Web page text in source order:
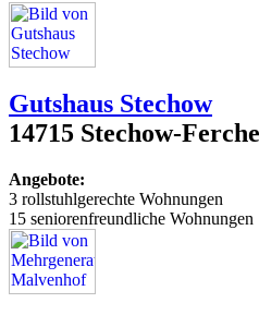
Gutshaus Stechow
14715 Stechow-
Angebote:
3 rollstuhlgerechte Wohnungen
15 seniorenfreundliche Wohnungen